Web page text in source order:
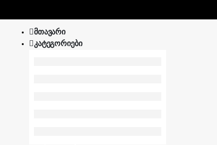
ᲛᲗᲐᲕᲐᲠᲘ
ᲙᲐᲢᲔᲒᲝᲠᲘᲔᲑᲘ